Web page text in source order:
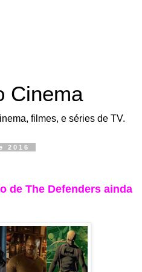
Cinema
filmes, e séries de TV.
2016
de The Defenders ainda